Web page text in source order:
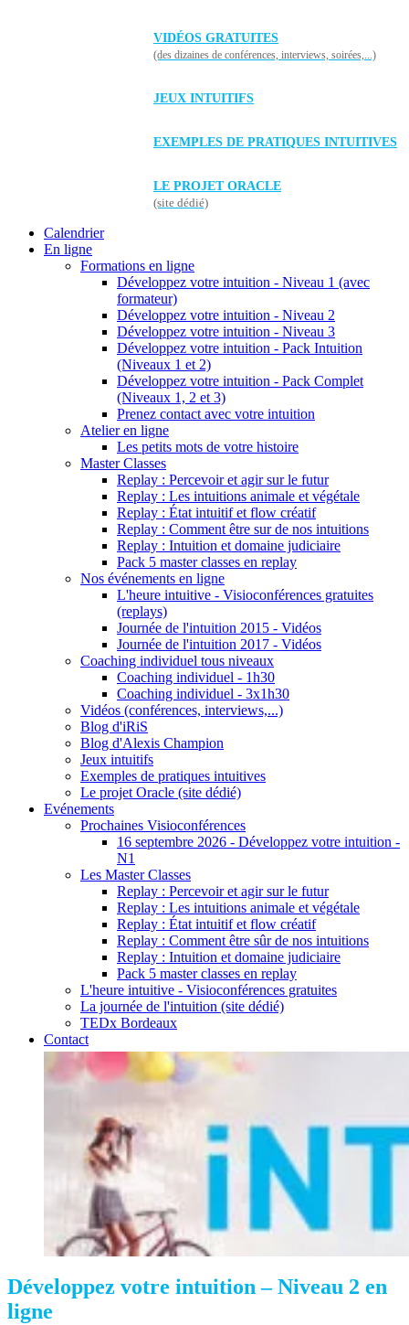
VIDÉOS GRATUITES
(des dizaines de conférences, interviews, soirées,...)
JEUX INTUITIFS
EXEMPLES DE PRATIQUES INTUITIVES
LE PROJET ORACLE
(site dédié)
Calendrier
En ligne
Formations en ligne
Développez votre intuition - Niveau 1 (avec
formateur)
Développez votre intuition - Niveau 2
Développez votre intuition - Niveau 3
Développez votre intuition - Pack Intuition
(Niveaux 1 et 2)
Développez votre intuition - Pack Complet
(Niveaux 1, 2 et 3)
Prenez contact avec votre intuition
Atelier en ligne
Les petits mots de votre histoire
Master Classes
Replay : Percevoir et agir sur le futur
Replay : Les intuitions animale et végétale
Replay : État intuitif et flow créatif
Replay : Comment être sur de nos intuitions
Replay : Intuition et domaine judiciaire
Pack 5 master classes en replay
Nos événements en ligne
L'heure intuitive - Visioconférences gratuites
(replays)
Journée de l'intuition 2015 - Vidéos
Journée de l'intuition 2017 - Vidéos
Coaching individuel tous niveaux
Coaching individuel - 1h30
Coaching individuel - 3x1h30
Vidéos (conférences, interviews,...)
Blog d'iRiS
Blog d'Alexis Champion
Jeux intuitifs
Exemples de pratiques intuitives
Le projet Oracle (site dédié)
Evénements
Prochaines Visioconférences
16 septembre 2026 - Développez votre intuition -
N1
Les Master Classes
Replay : Percevoir et agir sur le futur
Replay : Les intuitions animale et végétale
Replay : État intuitif et flow créatif
Replay : Comment être sûr de nos intuitions
Replay : Intuition et domaine judiciaire
Pack 5 master classes en replay
L'heure intuitive - Visioconférences gratuites
La journée de l'intuition (site dédié)
TEDx Bordeaux
Contact
Développez votre intuition – Niveau 2 en
ligne